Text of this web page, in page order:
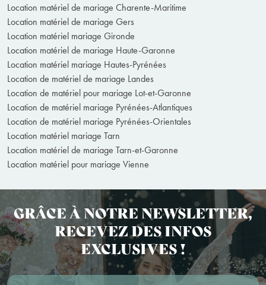
Location matériel de mariage Charente-Maritime
Location matériel de mariage Gers
Location matériel mariage Gironde
Location matériel de mariage Haute-Garonne
Location matériel mariage Hautes-Pyrénées
Location de matériel de mariage Landes
Location de matériel pour mariage Lot-et-Garonne
Location de matériel mariage Pyrénées-Atlantiques
Location de matériel mariage Pyrénées-Orientales
Location matériel mariage Tarn
Location matériel de mariage Tarn-et-Garonne
Location matériel pour mariage Vienne
GRÂCE À NOTRE NEWSLETTER,
RECEVEZ DES INFOS
EXCLUSIVES !